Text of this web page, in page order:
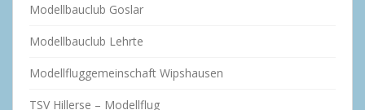
Modellbauclub Goslar
Modellbauclub Lehrte
Modellfluggemeinschaft Wipshausen
TSV Hillerse – Modellflug